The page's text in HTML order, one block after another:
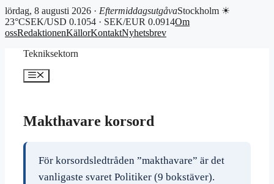
lördag, 8 augusti 2026 · EftermiddagsutgåvaStockholm ☀
23°CSEK/USD 0.1054 · SEK/EUR 0.0914Om
ossRedaktionenKällorKontaktNyhetsbrev
Tekniksektorn
Meny
Makthavare korsord
För korsordsledtråden ”makthavare” är det
vanligaste svaret Politiker (9 bokstäver).